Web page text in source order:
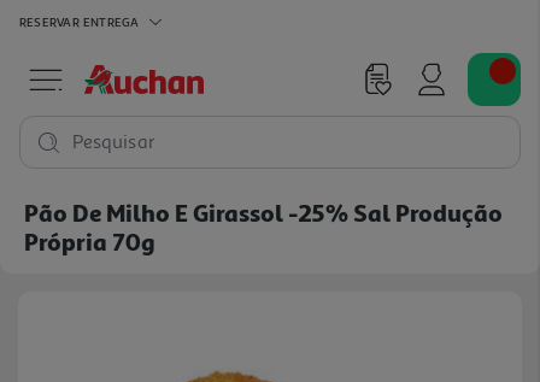
RESERVAR ENTREGA
Pesquisar
Pão De Milho E Girassol -25% Sal Produção
Própria 70g